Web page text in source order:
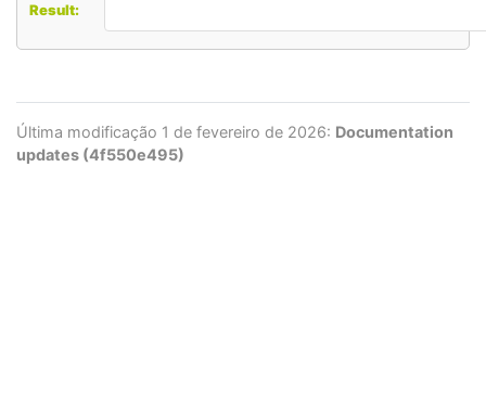
Result:
Última modificação 1 de fevereiro de 2026: Documentation
updates (4f550e495)